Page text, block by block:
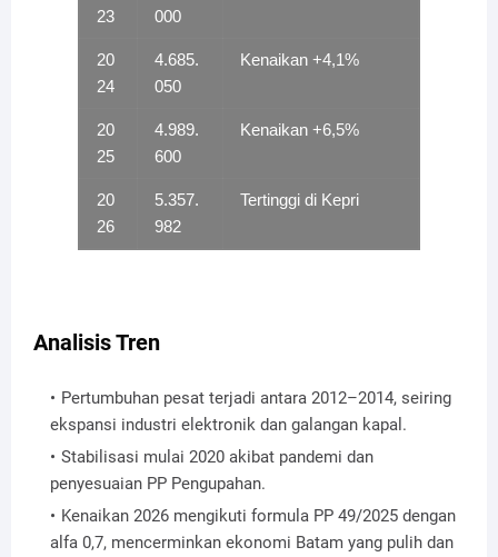
23
000
20
24
4.685.
050
Kenaikan +4,1%
20
25
4.989.
600
Kenaikan +6,5%
20
26
5.357.
982
Tertinggi di Kepri
Analisis Tren
Pertumbuhan pesat terjadi antara 2012–2014, seiring
ekspansi industri elektronik dan galangan kapal.
Stabilisasi mulai 2020 akibat pandemi dan
penyesuaian PP Pengupahan.
Kenaikan 2026 mengikuti formula PP 49/2025 dengan
alfa 0,7, mencerminkan ekonomi Batam yang pulih dan